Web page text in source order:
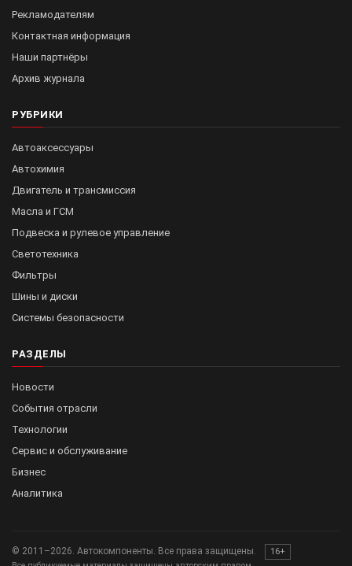
Рекламодателям
Контактная информация
Наши партнёры
Архив журнала
РУБРИКИ
Автоаксессуары
Автохимия
Двигатель и трансмиссия
Масла и ГСМ
Подвеска и рулевое управление
Светотехника
Фильтры
Шины и диски
Системы безопасности
РАЗДЕЛЫ
Новости
События отрасли
Технологии
Сервис и обслуживание
Бизнес
Аналитика
© 2011–2026. Автокомпоненты. Все права защищены.
16+